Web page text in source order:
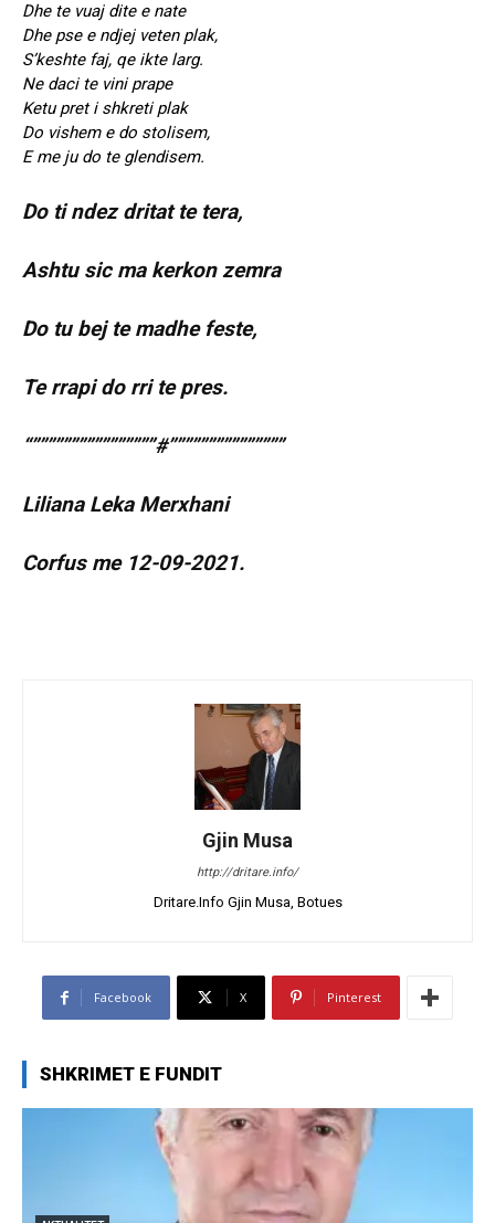
Dhe te vuaj dite e nate
Dhe pse e ndjej veten plak,
S’keshte faj, qe ikte larg.
Ne daci te vini prape
Ketu pret i shkreti plak
Do vishem e do stolisem,
E me ju do te glendisem.
Do ti ndez dritat te tera,
Ashtu sic ma kerkon zemra
Do tu bej te madhe feste,
Te rrapi do rri te pres.
“””””””””””””””””#”””””””””””””””
Liliana Leka Merxhani
Corfus me 12-09-2021.
Gjin Musa
http://dritare.info/
Dritare.Info Gjin Musa, Botues
Facebook X Pinterest
SHKRIMET E FUNDIT